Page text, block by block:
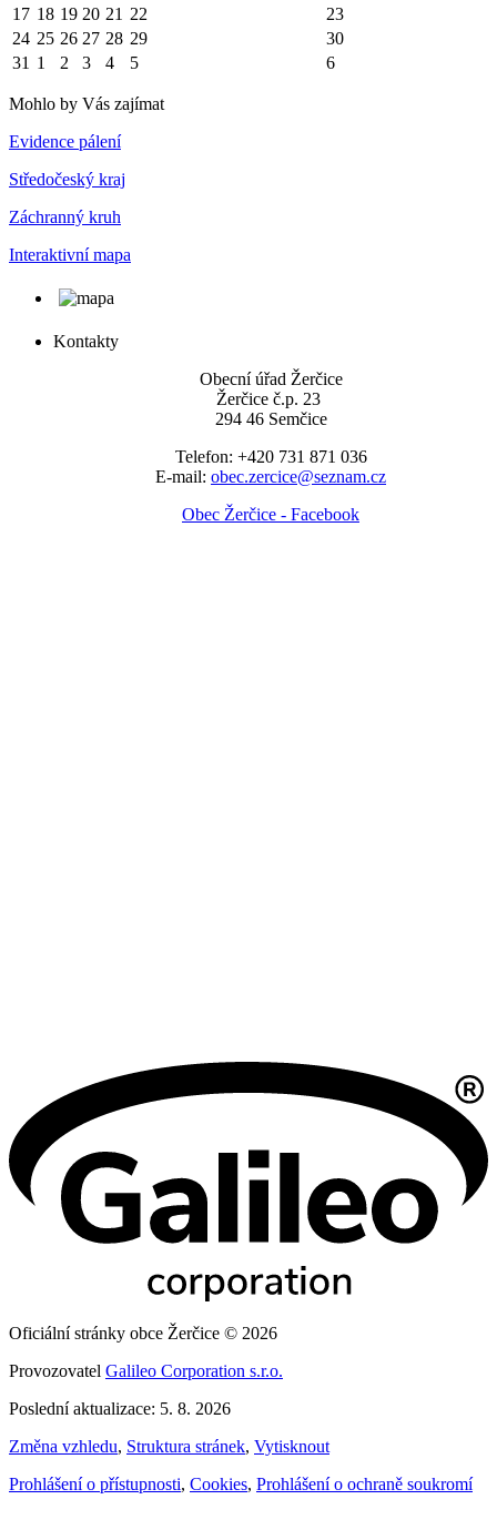
17 18 19 20 21 22
23
24 25 26 27 28 29
30
31 1 2 3 4 5 6
Mohlo by Vás zajímat
Evidence pálení
Středočeský kraj
Záchranný kruh
Interaktivní mapa
Kontakty
Obecní úřad Žerčice
Žerčice č.p. 23
294 46 Semčice
Telefon: +420 731 871 036
E-mail: obec.zercice@seznam.cz
Obec Žerčice - Facebook
Oficiální stránky obce Žerčice © 2026
Provozovatel Galileo Corporation s.r.o.
Poslední aktualizace: 5. 8. 2026
Změna vzhledu, Struktura stránek, Vytisknout
Prohlášení o přístupnosti, Cookies, Prohlášení o ochraně soukromí